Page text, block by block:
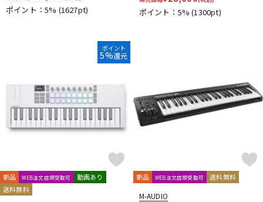
ポイント：5% (1627pt) ポイント：5%(1300pt)
ポイント
5%還元
新品 WEB注文店頭受取可
動画あり
送料無料
新品 WEB注文店頭受取可 送料無料
M-AUDIO